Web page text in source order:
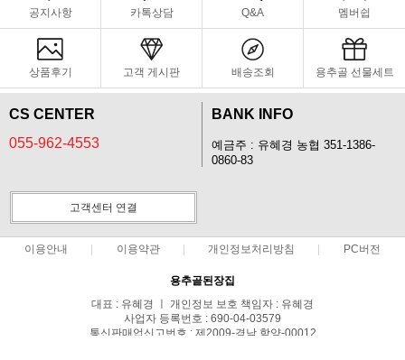
공지사항 카톡상담 Q&A 멤버쉽
상품후기 고객 게시판 배송조회 용추골 선물세트
CS CENTER
055-962-4553
BANK INFO
예금주 : 유혜경 농협 351-1386-
0860-83
고객센터 연결
이용안내 이용약관 개인정보처리방침 PC버전
용추골된장집
대표 : 유혜경 ㅣ 개인정보 보호 책임자 : 유혜경
사업자 등록번호 : 690-04-03579
통신판매업신고번호 : 제2009-경남 함양-00012